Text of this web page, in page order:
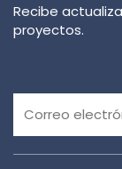
Recibe
proyectos.